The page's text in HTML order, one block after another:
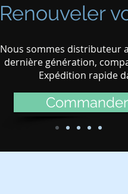
Renouveler
Nous sommes distributeur
dernière génération,
Expédition rapide